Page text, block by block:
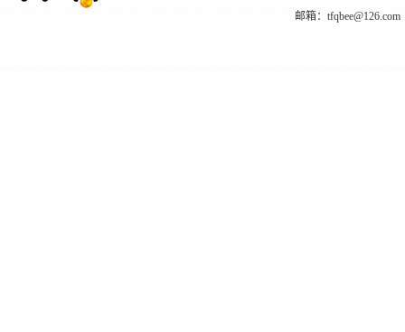
邮箱：tfqbee@126.com